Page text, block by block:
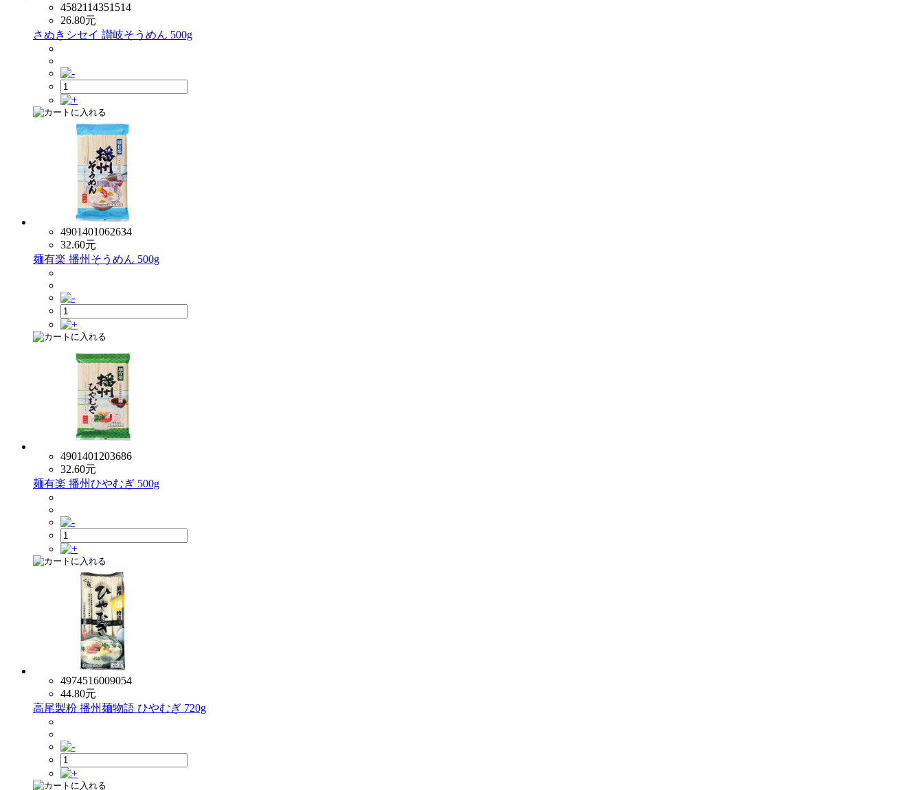
4582114351514
26.80元
さぬきシセイ 讃岐そうめん 500g
4901401062634
32.60元
麺有楽 播州そうめん 500g
4901401203686
32.60元
麺有楽 播州ひやむぎ 500g
4974516009054
44.80元
高尾製粉 播州麺物語 ひやむぎ 720g